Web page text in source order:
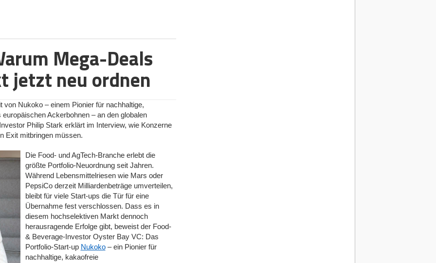
auf die aktive Marktbearbeitung außerhalb
und -geber verbundenen Rechte und Pflichten
dargestellt sowie für alle Parteien einheitlich
in Form eines Franchisings erweitern. Die
und personenunabhängiges Geschäftskonzept sowie
über einen längeren Zeitraum dar. Während
Cafés oder einer Bar gut funktionieren kann, ist ein
Starköchin aus dem Fernsehen überzeugt, für ein
allerdings eine entsprechende überregionale
eine Nische bedient, sollte sich nicht für ein
Vertrieb am besten ins Internet legen, da er seine
dort am besten gesammelt erreicht. Außerdem muss
problemlos auf andere Standorte übertragbar sein,
lebt. Die Erwartungen der Kunden an die Marke
Mega-Deals
jetzt neu ordnen
Nukoko – einem Pionier für nachhaltige,
Ackerbohnen – an den globalen
Philip Stark erklärt im Interview, wie Konzerne
Exit mitbringen müssen.
Die Food- und AgTech-Branche erlebt die
größte Portfolio-Neuordnung seit Jahren.
Während Lebensmittelriesen wie Mars oder
PepsiCo derzeit Milliardenbeträge umverteilen,
bleibt für viele Start-ups die Tür für eine
Übernahme fest verschlossen. Dass es in
diesem hochselektiven Markt dennoch
herausragende Erfolge gibt, beweist der Food-
& Beverage-Investor Oyster Bay VC: Das
Portfolio-Start-up Nukoko– ein Pionier für
nachhaltige, kakaofreie